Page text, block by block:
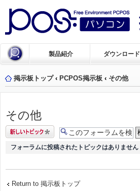
製品紹介 ダウンロード
掲示板トップ ‹ PCPOS掲示板 ‹ その他
その他
トピックを投稿
する
フォーラムに投稿されたトピックはありません
Return to 掲示板トップ